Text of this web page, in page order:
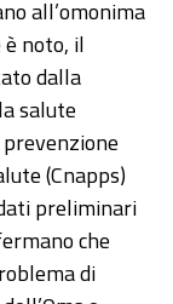
all’omonima
noto, il
dalla
salute
(Cnapps)
preliminari
che
di